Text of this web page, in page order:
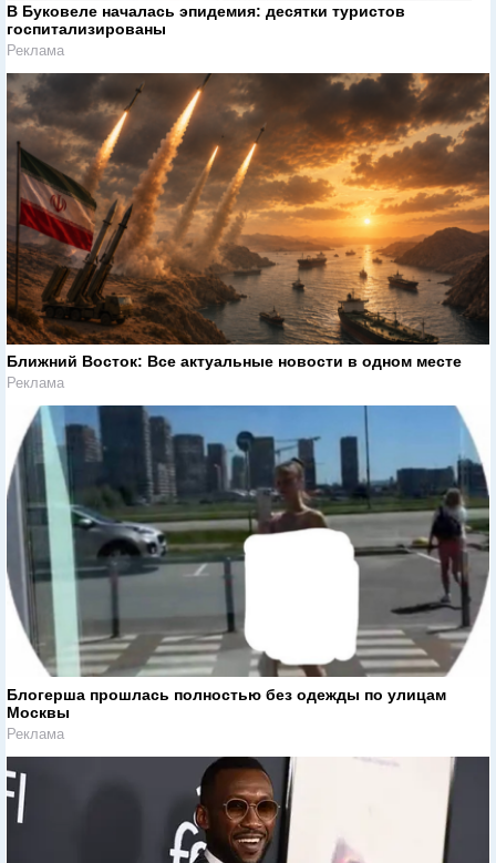
В Буковеле началась эпидемия: десятки туристов
госпитализированы
Реклама
Ближний Восток: Все актуальные новости в одном месте
Реклама
Блогерша прошлась полностью без одежды по улицам
Москвы
Реклама